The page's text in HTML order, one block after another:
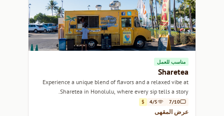
مناسب للعمل
Sharetea
Experience a unique blend of flavors and a relaxed vibe at
Sharetea in Honolulu, where every sip tells a story.
7/10
4/5
$
عرض المقهى